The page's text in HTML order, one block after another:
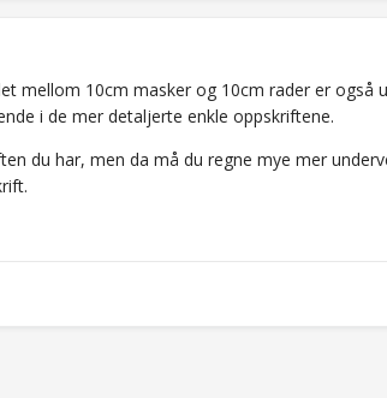
mellom 10cm masker og 10cm rader er også
i de mer detaljerte enkle oppskriftene.
du har, men da må du regne mye mer